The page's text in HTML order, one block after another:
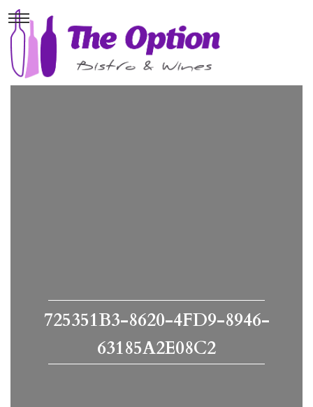
725351B3-8620-4FD9-8946-
63185A2E08C2